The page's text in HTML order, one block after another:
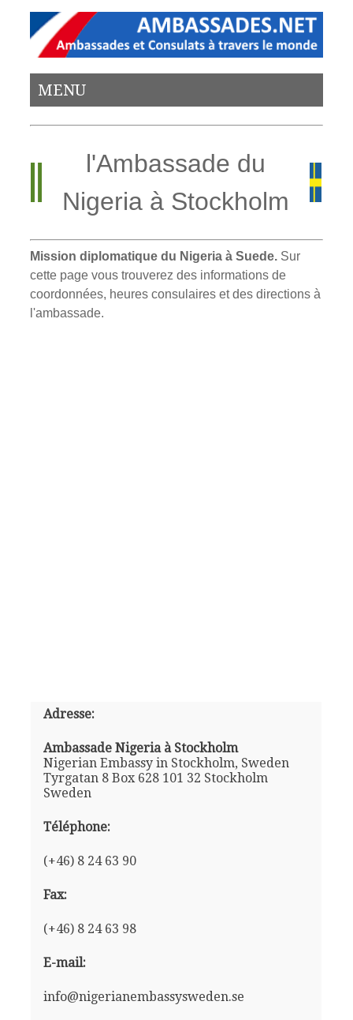
MENU
l'Ambassade du
Nigeria à Stockholm
Mission diplomatique du Nigeria à Suede. Sur
cette page vous trouverez des informations de
coordonnées, heures consulaires et des directions à
l'ambassade.
Adresse:
Ambassade Nigeria à Stockholm
Nigerian Embassy in Stockholm, Sweden
Tyrgatan 8 Box 628 101 32 Stockholm
Sweden
Téléphone:
(+46) 8 24 63 90
Fax:
(+46) 8 24 63 98
E-mail:
info@nigerianembassysweden.se